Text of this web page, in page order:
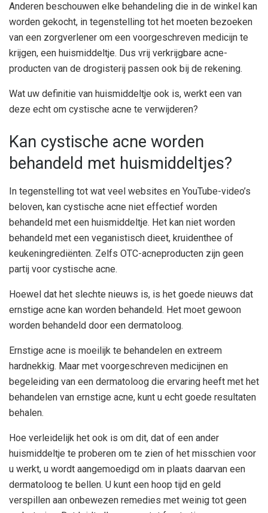
Anderen beschouwen elke behandeling die in de winkel kan
worden gekocht, in tegenstelling tot het moeten bezoeken
van een zorgverlener om een ​​voorgeschreven medicijn te
krijgen, een huismiddeltje. Dus vrij verkrijgbare acne-
producten van de drogisterij passen ook bij de rekening.
Wat uw definitie van huismiddeltje ook is, werkt een van
deze echt om cystische acne te verwijderen?
Kan cystische acne worden
behandeld met huismiddeltjes?
In tegenstelling tot wat veel websites en YouTube-video’s
beloven, kan cystische acne niet effectief worden
behandeld met een huismiddeltje. Het kan niet worden
behandeld met een veganistisch dieet, kruidenthee of
keukeningrediënten. Zelfs OTC-acneproducten zijn geen
partij voor cystische acne.
Hoewel dat het slechte nieuws is, is het goede nieuws dat
ernstige acne kan worden behandeld. Het moet gewoon
worden behandeld door een dermatoloog.
Ernstige acne is moeilijk te behandelen en extreem
hardnekkig. Maar met voorgeschreven medicijnen en
begeleiding van een dermatoloog die ervaring heeft met het
behandelen van ernstige acne, kunt u echt goede resultaten
behalen.
Hoe verleidelijk het ook is om dit, dat of een ander
huismiddeltje te proberen om te zien of het misschien voor
u werkt, u wordt aangemoedigd om in plaats daarvan een
dermatoloog te bellen. U kunt een hoop tijd en geld
verspillen aan onbewezen remedies met weinig tot geen